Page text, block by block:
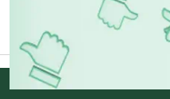
Clínicas de Belleza